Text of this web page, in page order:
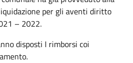
per gli aventi diritto
– 2022.
disposti I rimborsi coi